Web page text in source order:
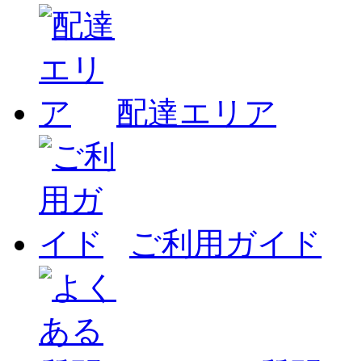
配達エリア
ご利用ガイド